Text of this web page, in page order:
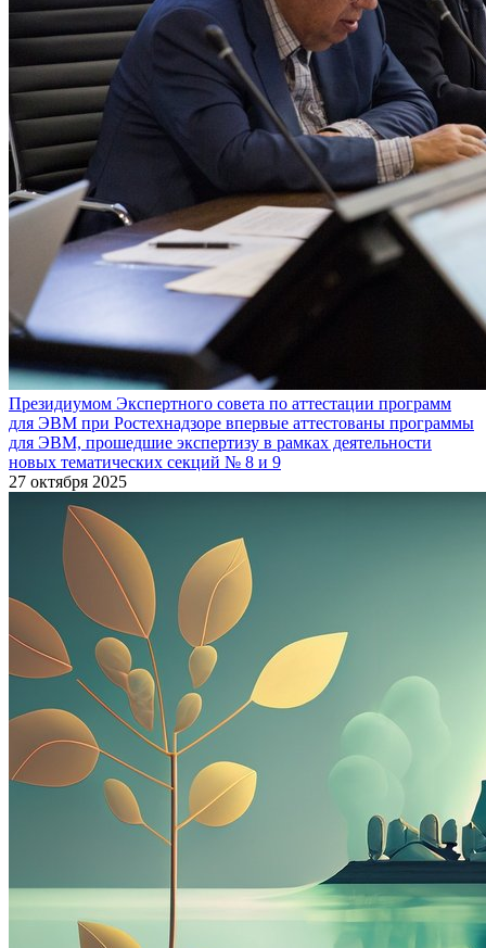
Президиумом Экспертного совета по аттестации программ
для ЭВМ при Ростехнадзоре впервые аттестованы программы
для ЭВМ, прошедшие экспертизу в рамках деятельности
новых тематических секций № 8 и 9
27 октября 2025